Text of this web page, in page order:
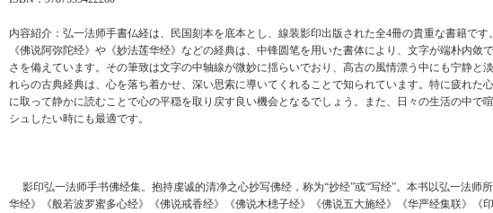
内容紹介：弘一法师手書仏経は、民国刻本を底本とし、線装影印出版された全4冊の貴重な書籍で
《佛说阿弥陀经》や《妙法莲华经》などの経典は、中锋圆笔を用いた書体により、文字が端朴内敛
さを備えています。その筆致は文字の中轴線が微妙に揺らいでおり、高古の風情漂う中にも宁静と
れらの古典経典は、心を落ち着かせ、深い思索に導いてくれることで知られています。特に疲れた
に取って静かに読むことで心の平穏を取り戻す良い機会となるでしょう。また、日々の生活の中で
シュしたい時にも最適です。
影印弘一法师手书佛经集。抱持虔诚的清净之心抄写佛经，称为“抄经”或“写经”。本书以弘一法师
华经》《般若波罗蜜多心经》《佛说戒香经》《佛说木槵子经》《佛说五大施经》《华严经集联》《